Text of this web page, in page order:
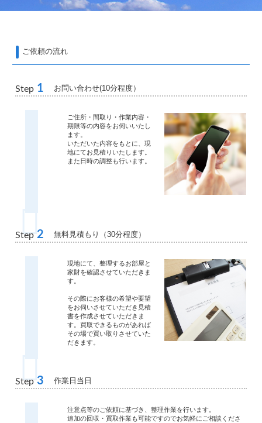
ご依頼の流れ
Step 1 お問い合わせ(10分程度）
ご住所・間取り・作業内容・
期限等の内容をお伺いいたし
ます。
いただいた内容をもとに、現
地にてお見積りいたします。
また日時の調整も行います。
Step 2 無料見積もり（30分程度）
現地にて、整理するお部屋と
家財を確認させていただきま
す。
その際にお客様の希望や要望
をお伺いさせていただき見積
書を作成させていただきま
す。買取できるものがあれば
その場で買い取りさせていた
だきます。
Step 3 作業日当日
注意点等のご依頼に基づき、整理作業を行います。
追加の回収・買取作業も可能ですのでお気軽にご相談くださ